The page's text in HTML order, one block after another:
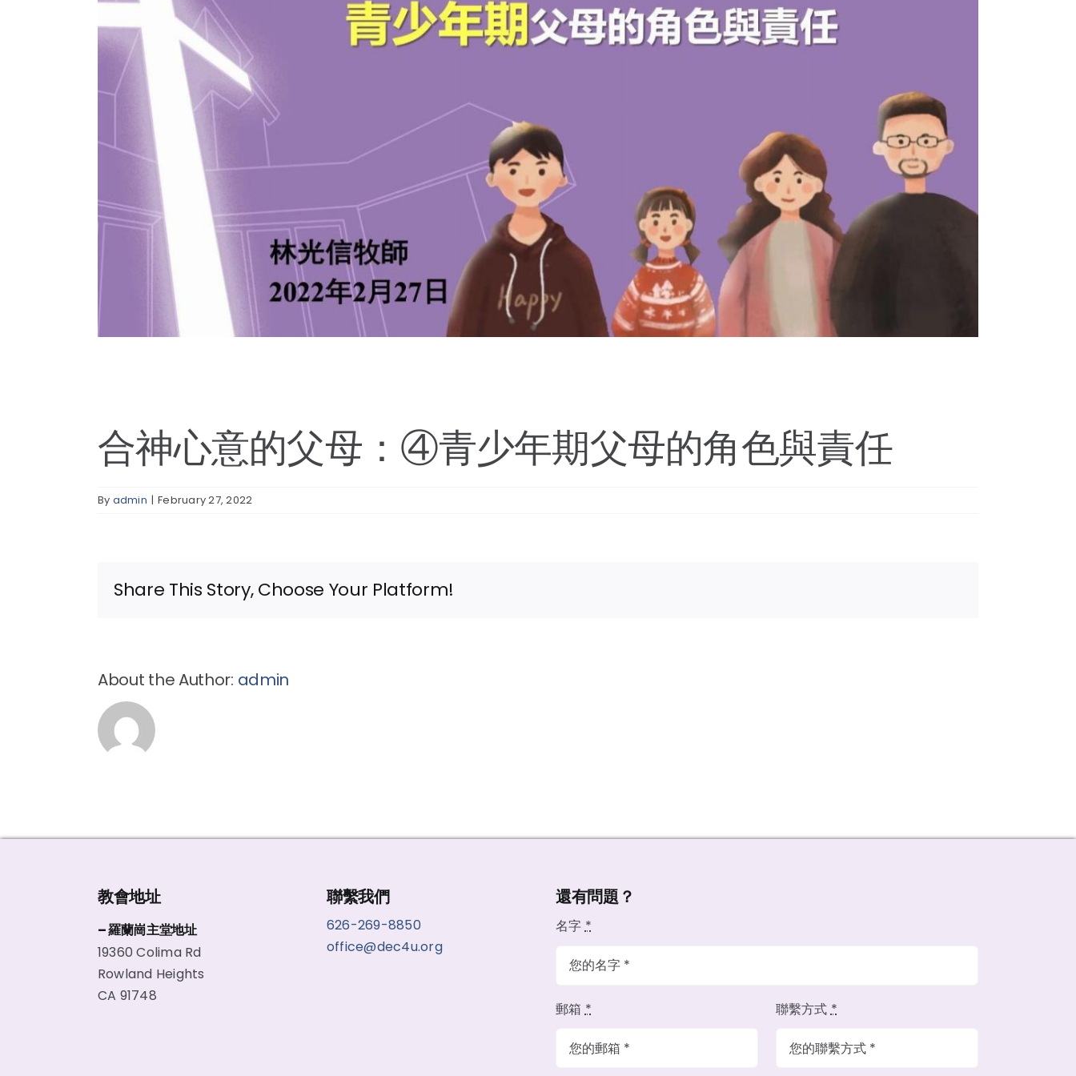
合神心意的父母：④青少年期父母的角色與責任
By admin | February 27, 2022
Share This Story, Choose Your Platform!
About the Author: admin
教會地址
– 羅蘭崗主堂地址
19360 Colima Rd
Rowland Heights
CA 91748
聯繫我們
626-269-8850
office@dec4u.org
還有問題？
名字*
郵箱* 聯繫方式*